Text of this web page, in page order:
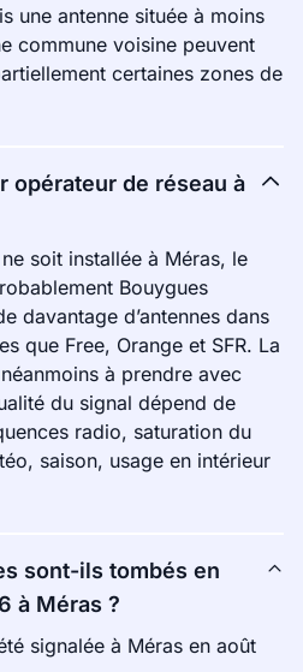
une antenne située à moins
commune voisine peuvent
certaines zones de
opérateur de réseau à
soit installée à Méras, le
Bouygues
davantage d’antennes dans
que Free, Orange et SFR. La
à prendre avec
du signal dépend de
radio, saturation du
saison, usage en intérieur
sont-ils tombés en
à Méras ?
signalée à Méras en août